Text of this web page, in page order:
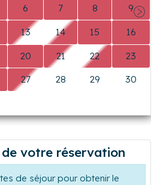
6 7 8 9
13 14 15 16
20 21 22 23
27 28 29 30
votre réservation
de séjour pour obtenir le